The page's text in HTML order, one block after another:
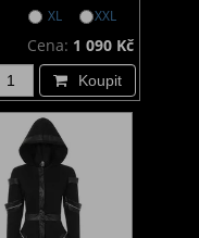
XL
XXL
Cena: 1 090 Kč
Koupit